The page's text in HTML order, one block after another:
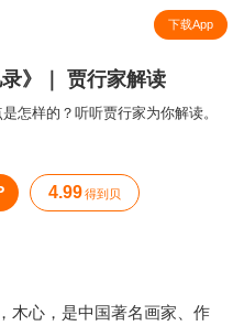
下载App
录》｜ 贾行家解读
怎样的？听听贾行家为你解读。
4.99 得到贝
木心，是中国著名画家、作